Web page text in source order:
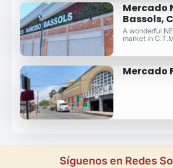
Mercado
Bassols,
A wonderful
market in
Mercado
Síguenos en Redes